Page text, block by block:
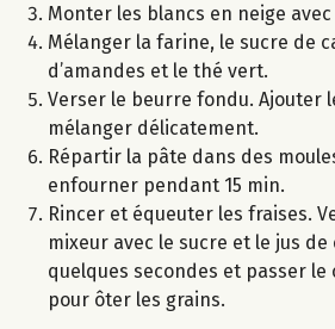
Monter les blancs en neige
Mélanger la farine, le sucre de
d’amandes et le thé vert.
Verser le beurre fondu. Ajouter
mélanger délicatement.
Répartir la pâte dans des
enfourner pendant 15 min.
Rincer et équeuter les fraises.
mixeur avec le sucre et le jus
quelques secondes et passer le
pour ôter les grains.